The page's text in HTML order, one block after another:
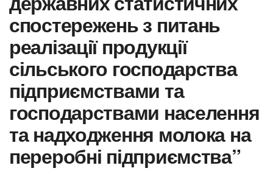
спостережень з питань
реалізації продукції
сільського господарства
підприємствами та
господарствами населення
та надходження молока на
переробні підприємства”